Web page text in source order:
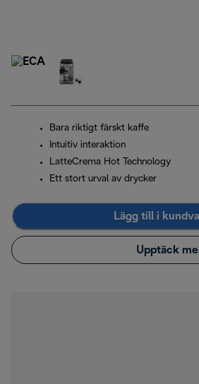
Bara riktigt färskt kaffe
Intuitiv interaktion
LatteCrema Hot Technology
Ett stort urval av drycker
Lägg till i
Upptäck